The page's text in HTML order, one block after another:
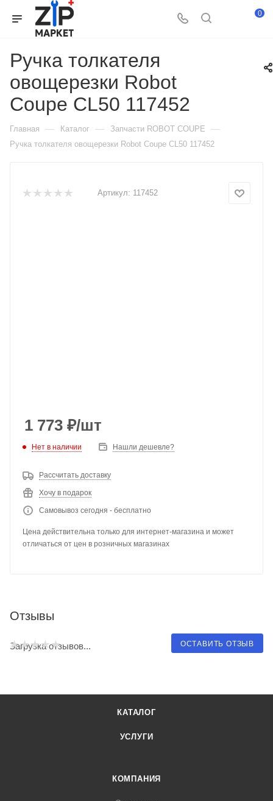
0
Ручка толкателя
овощерезки Robot
Coupe CL50 117452
Главная — Каталог — Запчасти ROBOT COUPE —
Ручка толкателя овощерезки Robot Coupe CL50 117452
Артикул: 117452
1 773 ₽/шт
Нет в наличии Нашли дешевле?
Рассчитать доставку
Хочу в подарок
Самовывоз сегодня - бесплатно
Цена действительна только для интернет-магазина и может
отличаться от цен в розничных магазинах
Отзывы
ОСТАВИТЬ ОТЗЫВ
Загрузка отзывов...
КАТАЛОГ
УСЛУГИ
КОМПАНИЯ